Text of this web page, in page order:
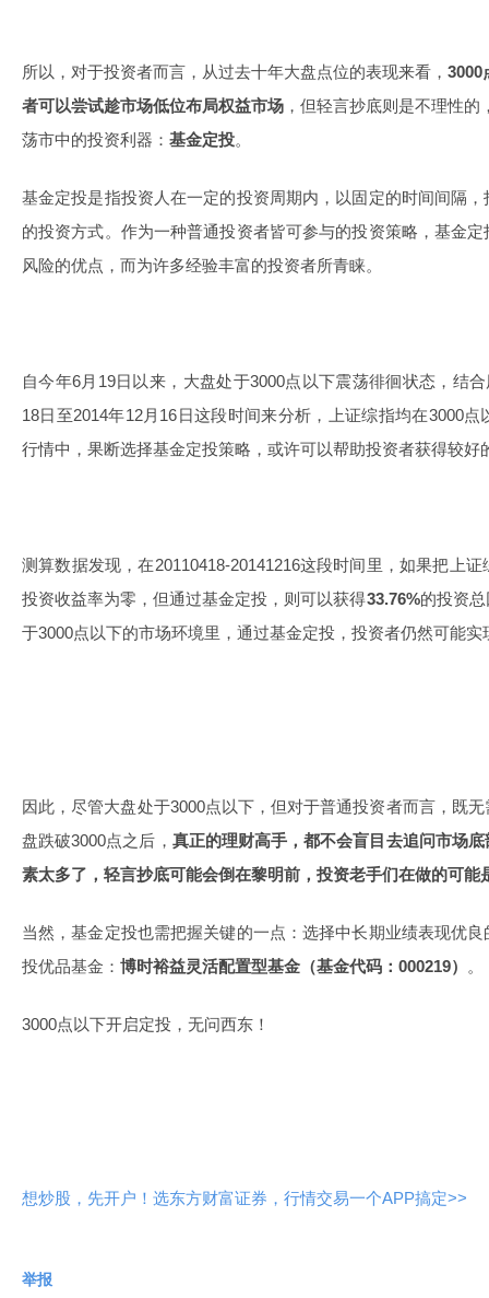
所以，对于投资者而言，从过去十年大盘点位的表现来看， 3000
者可以尝试趁市场低位布局权益市场 ，但轻言抄底则是不理性
荡市中的投资利器： 基金定投。
基金定投是指投资人在一定的投资周期内，以固定的时间间隔
的投资方式。作为一种普通投资者皆可参与的投资策略，基金
风险的优点，而为许多经验丰富的投资者所青睐。
自今年6月19日以来，大盘处于3000点以下震荡徘徊状态，结
18日至2014年12月16日这段时间来分析，上证综指均在3000
行情中，果断选择基金定投策略，或许可以帮助投资者获得较好
测算数据发现，在20110418-20141216这段时间里，如果把上
投资收益率为零，但通过基金定投，则可以获得33.76%的投资
于3000点以下的市场环境里，通过基金定投，投资者仍然可能实
因此，尽管大盘处于3000点以下，但对于普通投资者而言，既
盘跌破3000点之后， 真正的理财高手，都不会盲目去追问市场
素太多了，轻言抄底可能会倒在黎明前，投资老手们在做的可能
当然，基金定投也需把握关键的一点：选择中长期业绩表现优
投优品基金： 博时裕益灵活配置型基金（基金代码：000219） 。
3000点以下开启定投，无问西东！
想炒股，先开户！选东方财富证券，行情交易一个APP搞定>>
举报